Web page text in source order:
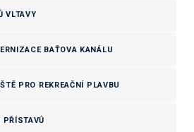
VLTAVY
BAŤOVA KANÁLU
PRO REKREAČNÍ PLAVBU
PŘÍSTAVŮ